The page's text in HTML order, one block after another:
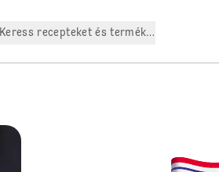
Keress recepteket és termékeket az